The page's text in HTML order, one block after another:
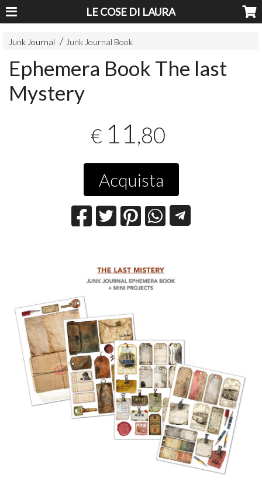
LE COSE DI LAURA
Junk Journal Junk Journal Book
Ephemera Book The last
Mystery
€ 11 ,80
Acquista